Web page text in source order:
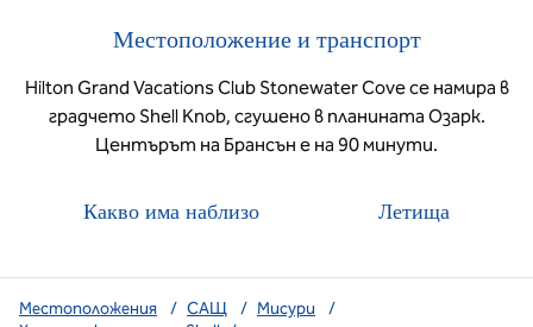
Местоположение и транспорт
Hilton Grand Vacations Club Stonewater Cove се намира в
градчето Shell Knob, сгушено в планината Озарк.
Центърът на Брансън е на 90 минути.
Какво има наблизо Летища
Местоположения / САЩ / Мисури
/